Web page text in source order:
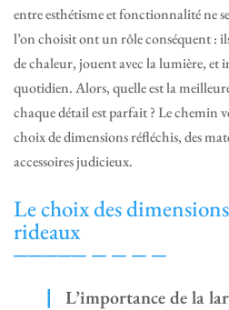
entre esthétisme et fonctionnalité ne
l’on choisit ont un rôle conséquent :
de chaleur, jouent avec la lumière, et
quotidien. Alors, quelle est la
chaque détail est parfait ? Le chemin
choix de dimensions réfléchis, des
accessoires judicieux.
Le choix des
rideaux
L’importance de la